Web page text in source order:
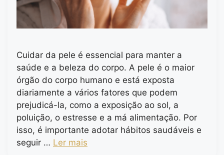
Cuidar da pele é essencial para manter a
saúde e a beleza do corpo. A pele é o maior
órgão do corpo humano e está exposta
diariamente a vários fatores que podem
prejudicá-la, como a exposição ao sol, a
poluição, o estresse e a má alimentação. Por
isso, é importante adotar hábitos saudáveis e
seguir … Ler mais